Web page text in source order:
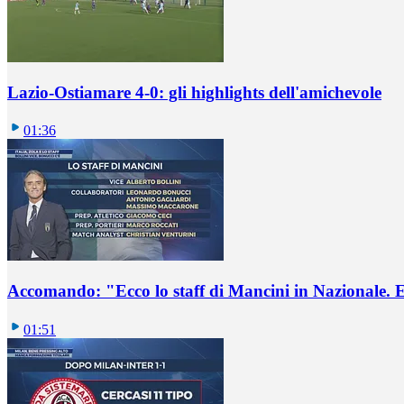
Lazio-Ostiamare 4-0: gli highlights dell'amichevole
01:36
Accomando: "Ecco lo staff di Mancini in Nazionale.
01:51